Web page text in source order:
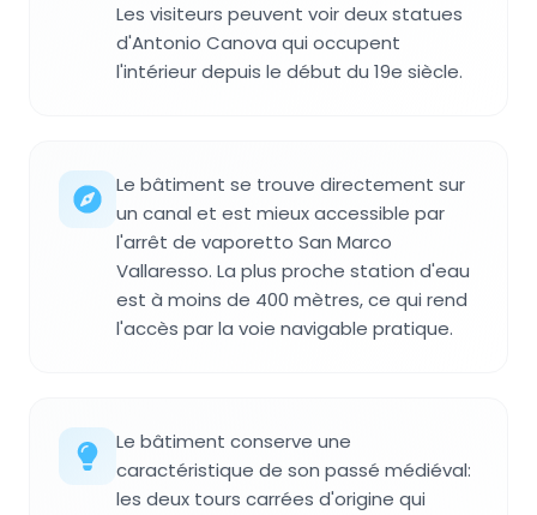
Les visiteurs peuvent voir deux statues
d'Antonio Canova qui occupent
l'intérieur depuis le début du 19e siècle.
Le bâtiment se trouve directement sur
un canal et est mieux accessible par
l'arrêt de vaporetto San Marco
Vallaresso. La plus proche station d'eau
est à moins de 400 mètres, ce qui rend
l'accès par la voie navigable pratique.
Le bâtiment conserve une
caractéristique de son passé médiéval:
les deux tours carrées d'origine qui